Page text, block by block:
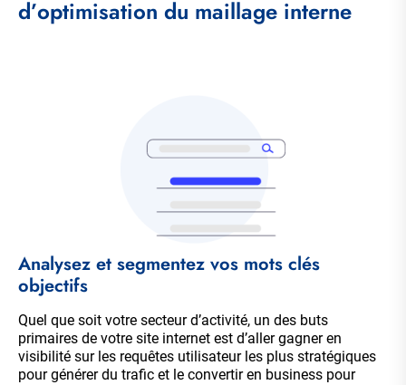
d’optimisation du maillage interne
Analysez et segmentez vos mots clés
objectifs
Quel que soit votre secteur d’activité, un des buts
primaires de votre site internet est d’aller gagner en
visibilité sur les requêtes utilisateur les plus stratégiques
pour générer du trafic et le convertir en business pour